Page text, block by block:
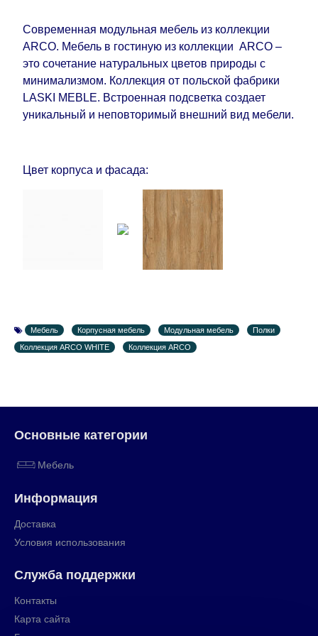
прилагают все усилия, чтобы максимально
ускоритьдоставку, но, не имея возможности
это гарантировать, поэтому интернет-магазин
не несет ответственности за какие-либо
задержки.
Мебель из категории "Модульная мебель"
поступления модулей с фабрики, в течение
дополнительных 60 рабочих дней после первой
доставки товара на дом клиенту.
Современная модульная мебель из коллекции
ARCO. Мебель в гостиную из коллекции ARCO –
это сочетание натуральных цветов природы с
минимализмом. Коллекция от польской фабрики
LASKI MEBLE. Встроенная подсветка создает
уникальный и неповторимый внешний вид мебели.
Цвет корпуса и фасада:
Мебель Корпусная мебель Модульная мебель
Полки
Коллекция ARCO WHITE
Коллекция ARCO
Основные категории
Мебель
Информация
Доставка
Условия использования
Служба поддержки
Контакты
Карта сайта